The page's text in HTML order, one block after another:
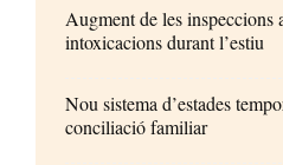
Augment de les inspeccions
intoxicacions durant l’estiu
Nou sistema d’estades
conciliació familiar